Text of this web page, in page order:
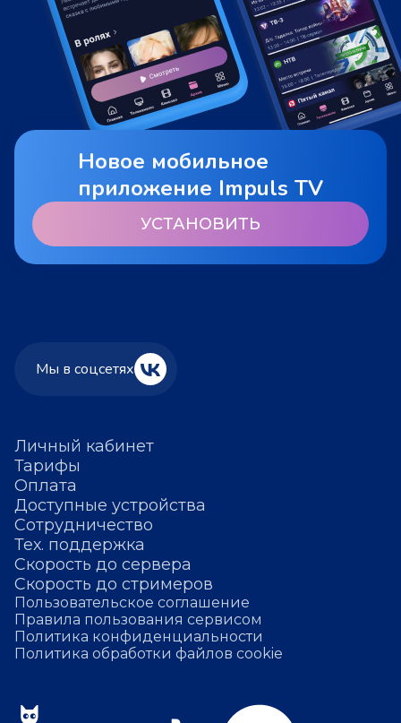
Новое мобильное
приложение Impuls TV
УСТАНОВИТЬ
Личный кабинет
Тарифы
Оплата
Доступные устройства
Сотрудничество
Тех. поддержка
Скорость до сервера
Скорость до стримеров
Пользовательское соглашение
Правила пользования сервисом
Политика конфиденциальности
Политика обработки файлов cookie
Мы в соцсетях